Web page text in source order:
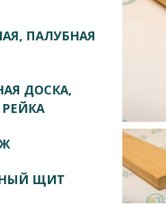
ПАЛУБНАЯ
ДОСКА,
ЩИТ